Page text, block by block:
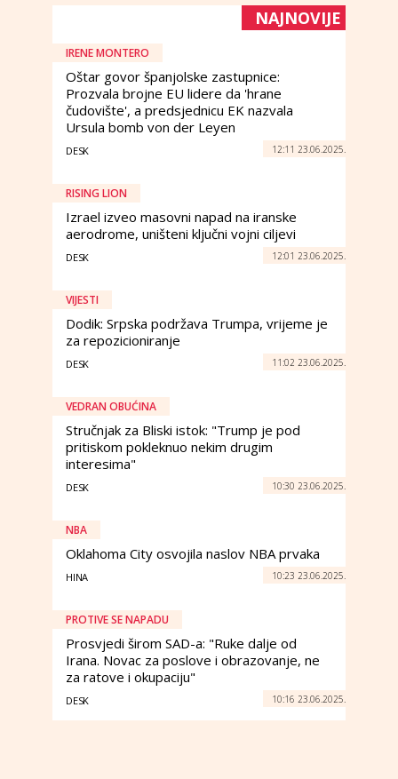
NAJNOVIJE
IRENE MONTERO
Oštar govor španjolske zastupnice:
Prozvala brojne EU lidere da 'hrane
čudovište', a predsjednicu EK nazvala
Ursula bomb von der Leyen
DESK 12:11 23.06.2025.
RISING LION
Izrael izveo masovni napad na iranske
aerodrome, uništeni ključni vojni ciljevi
DESK 12:01 23.06.2025.
VIJESTI
Dodik: Srpska podržava Trumpa, vrijeme je
za repozicioniranje
DESK 11:02 23.06.2025.
VEDRAN OBUĆINA
Stručnjak za Bliski istok: "Trump je pod
pritiskom pokleknuo nekim drugim
interesima"
DESK 10:30 23.06.2025.
NBA
Oklahoma City osvojila naslov NBA prvaka
HINA 10:23 23.06.2025.
PROTIVE SE NAPADU
Prosvjedi širom SAD-a: "Ruke dalje od
Irana. Novac za poslove i obrazovanje, ne
za ratove i okupaciju"
DESK 10:16 23.06.2025.